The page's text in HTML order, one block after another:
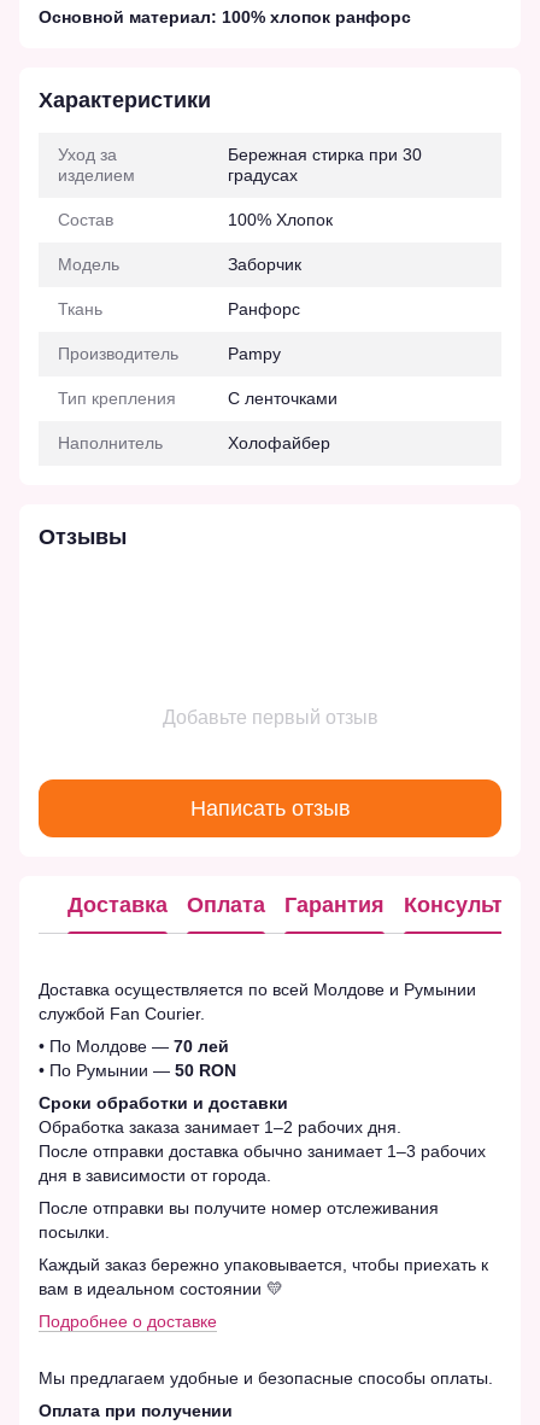
Основной материал: 100% хлопок ранфорс
Характеристики
Уход за
изделием
Бережная стирка при 30
градусах
Состав 100% Хлопок
Модель Заборчик
Ткань Ранфорс
Производитель Pampy
Тип крепления С ленточками
Наполнитель Холофайбер
Отзывы
Добавьте первый отзыв
Написать отзыв
Доставка Оплата Гарантия
Доставка осуществляется по всей Молдове и Румынии
службой Fan Courier.
• По Молдове — 70 лей
• По Румынии — 50 RON
Сроки обработки и доставки
Обработка заказа занимает 1–2 рабочих дня.
После отправки доставка обычно занимает 1–3 рабочих
дня в зависимости от города.
После отправки вы получите номер отслеживания
посылки.
Каждый заказ бережно упаковывается, чтобы приехать к
вам в идеальном состоянии 💛
Подробнее о доставке
Мы предлагаем удобные и безопасные способы оплаты.
Оплата при получении